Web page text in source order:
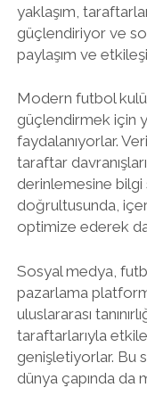
yaklaşım,
güçlendiriyor ve
paylaşım ve
Modern futbol
güçlendirmek için
faydalanıyorlar.
taraftar
derinlemesine bilgi
doğrultusunda,
optimize ederek
Sosyal medya,
pazarlama
uluslararası
taraftarlarıyla
genişletiyorlar. Bu
dünya çapında da